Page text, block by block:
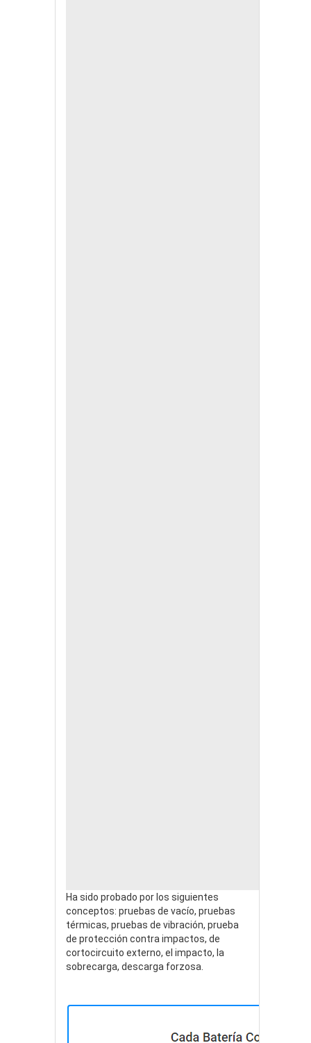
Ha sido probado por los siguientes
conceptos: pruebas de vacío, pruebas
térmicas, pruebas de vibración, prueba
de protección contra impactos, de
cortocircuito externo, el impacto, la
sobrecarga, descarga forzosa.